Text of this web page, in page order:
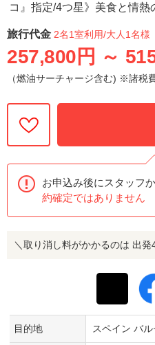
コ』指定/4つ星》美食と情熱
旅行代金 2名1室利用/大人1名様
257,800円 ～
（燃油サーチャージ含む) ※諸税
お申込み後にスタッフ
約確定ではありません
＼取り消し料がかかるのは 出
目的地 スペイン バ